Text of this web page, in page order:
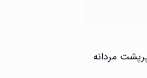
مردانه